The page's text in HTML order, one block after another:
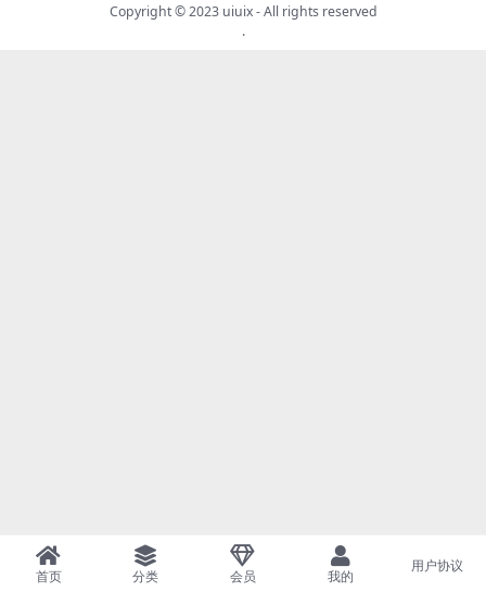
Copyright © 2023 uiuix- All rights reserved
.
首页 分类 会员 我的
用户协议